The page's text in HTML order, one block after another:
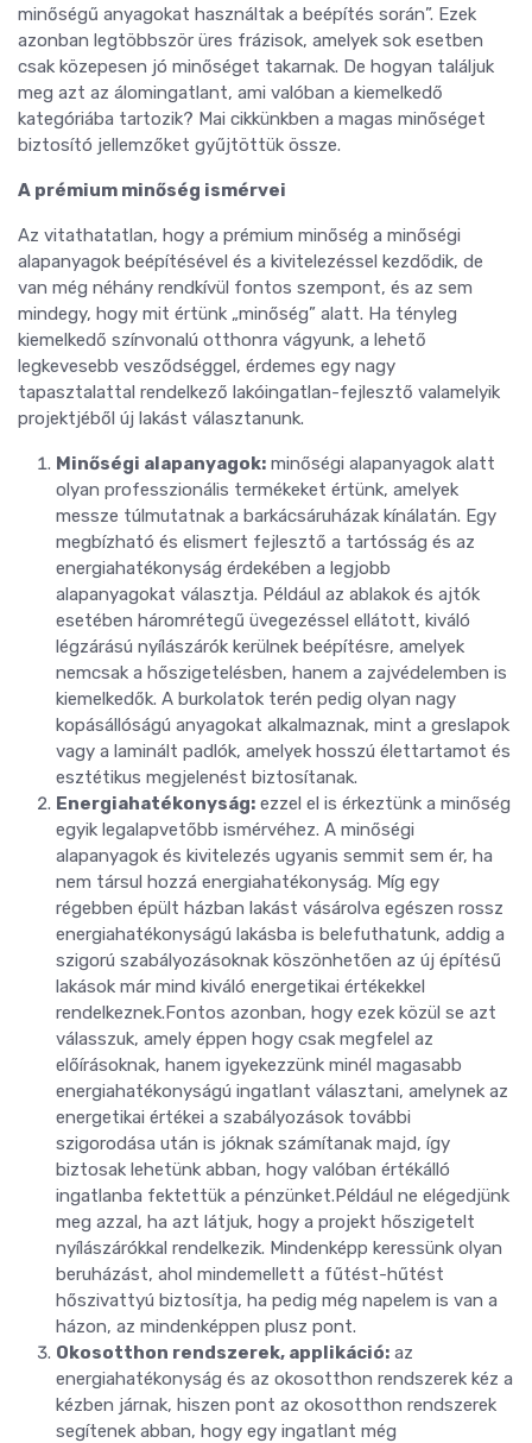
minőségű anyagokat használtak a beépítés során”. Ezek
azonban legtöbbször üres frázisok, amelyek sok esetben
csak közepesen jó minőséget takarnak. De hogyan találjuk
meg azt az álomingatlant, ami valóban a kiemelkedő
kategóriába tartozik? Mai cikkünkben a magas minőséget
biztosító jellemzőket gyűjtöttük össze.
A prémium minőség ismérvei
Az vitathatatlan, hogy a prémium minőség a minőségi
alapanyagok beépítésével és a kivitelezéssel kezdődik, de
van még néhány rendkívül fontos szempont, és az sem
mindegy, hogy mit értünk „minőség” alatt. Ha tényleg
kiemelkedő színvonalú otthonra vágyunk, a lehető
legkevesebb vesződséggel, érdemes egy nagy
tapasztalattal rendelkező lakóingatlan-fejlesztő valamelyik
projektjéből új lakást választanunk.
Minőségi alapanyagok: minőségi alapanyagok alatt
olyan professzionális termékeket értünk, amelyek
messze túlmutatnak a barkácsáruházak kínálatán. Egy
megbízható és elismert fejlesztő a tartósság és az
energiahatékonyság érdekében a legjobb
alapanyagokat választja. Például az ablakok és ajtók
esetében háromrétegű üvegezéssel ellátott, kiváló
légzárású nyílászárók kerülnek beépítésre, amelyek
nemcsak a hőszigetelésben, hanem a zajvédelemben is
kiemelkedők. A burkolatok terén pedig olyan nagy
kopásállóságú anyagokat alkalmaznak, mint a greslapok
vagy a laminált padlók, amelyek hosszú élettartamot és
esztétikus megjelenést biztosítanak.
Energiahatékonyság: ezzel el is érkeztünk a minőség
egyik legalapvetőbb ismérvéhez. A minőségi
alapanyagok és kivitelezés ugyanis semmit sem ér, ha
nem társul hozzá energiahatékonyság. Míg egy
régebben épült házban lakást vásárolva egészen rossz
energiahatékonyságú lakásba is belefuthatunk, addig a
szigorú szabályozásoknak köszönhetően az új építésű
lakások már mind kiváló energetikai értékekkel
rendelkeznek.Fontos azonban, hogy ezek közül se azt
válasszuk, amely éppen hogy csak megfelel az
előírásoknak, hanem igyekezzünk minél magasabb
energiahatékonyságú ingatlant választani, amelynek az
energetikai értékei a szabályozások további
szigorodása után is jóknak számítanak majd, így
biztosak lehetünk abban, hogy valóban értékálló
ingatlanba fektettük a pénzünket.Például ne elégedjünk
meg azzal, ha azt látjuk, hogy a projekt hőszigetelt
nyílászárókkal rendelkezik. Mindenképp keressünk olyan
beruházást, ahol mindemellett a fűtést-hűtést
hőszivattyú biztosítja, ha pedig még napelem is van a
házon, az mindenképpen plusz pont.
Okosotthon rendszerek, applikáció: az
energiahatékonyság és az okosotthon rendszerek kéz a
kézben járnak, hiszen pont az okosotthon rendszerek
segítenek abban, hogy egy ingatlant még